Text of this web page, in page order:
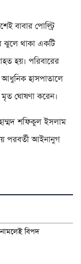
বাবার পোল্ট্রি
ঝুলে থাকা একটি
হয়। পরিবারের
হাসপাতালে
মৃত ঘোষণা করেন।
শফিকুল ইসলাম
পরবর্তী আইনানুগ
বিপদ